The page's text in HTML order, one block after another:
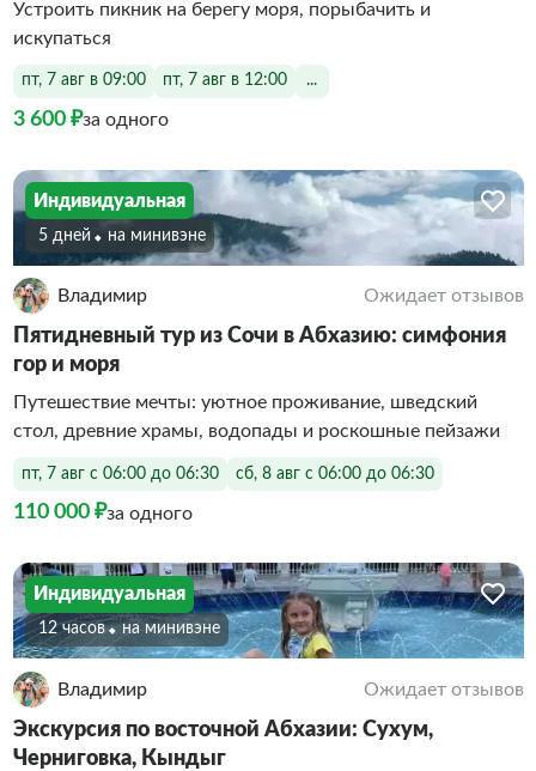
Устроить пикник на берегу моря, порыбачить и
искупаться
пт, 7 авг в 09:00 пт, 7 авг в 12:00 ...
3 600 ₽за одного
Индивидуальная
5 дней На минивэне
Владимир Ожидает отзывов
Пятидневный тур из Сочи в Абхазию: симфония
гор и моря
Путешествие мечты: уютное проживание, шведский
стол, древние храмы, водопады и роскошные пейзажи
пт, 7 авг с 06:00 до 06:30 сб, 8 авг с 06:00 до 06:30
110 000 ₽за одного
Индивидуальная
12 часов На минивэне
Владимир Ожидает отзывов
Экскурсия по восточной Абхазии: Сухум,
Черниговка, Кындыг